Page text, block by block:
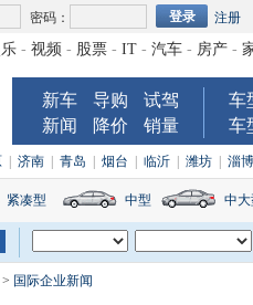
密码： 注册
- 视频 - 股票 - IT - 汽车 - 房产 -
新车 导购
试驾
新闻
降价 销量
车
车
济南 青岛 烟台 临沂 潍坊 淄博
紧凑型 中型 中
> 国际企业新闻